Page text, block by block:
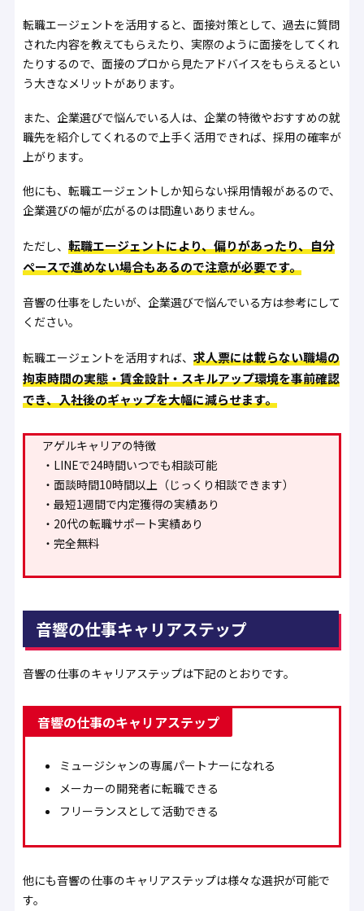
転職エージェントを活用すると、面接対策として、過去に質問
された内容を教えてもらえたり、実際のように面接をしてくれ
たりするので、面接のプロから見たアドバイスをもらえるとい
う大きなメリットがあります。
また、企業選びで悩んでいる人は、企業の特徴やおすすめの就
職先を紹介してくれるので上手く活用できれば、採用の確率が
上がります。
他にも、転職エージェントしか知らない採用情報があるので、
企業選びの幅が広がるのは間違いありません。
ただし、 転職エージェントにより、偏りがあったり、自分
ペースで進めない場合もあるので注意が必要です。
音響の仕事をしたいが、企業選びで悩んでいる方は参考にして
ください。
転職エージェントを活用すれば、 求人票には載らない職場の
拘束時間の実態・賃金設計・スキルアップ環境を事前確認
でき、入社後のギャップを大幅に減らせます。
アゲルキャリアの特徴
・LINEで24時間いつでも相談可能
・面談時間10時間以上（じっくり相談できます）
・最短1週間で内定獲得の実績あり
・20代の転職サポート実績あり
・完全無料
音響の仕事キャリアステップ
音響の仕事のキャリアステップは下記のとおりです。
音響の仕事のキャリアステップ
ミュージシャンの専属パートナーになれる
メーカーの開発者に転職できる
フリーランスとして活動できる
他にも音響の仕事のキャリアステップは様々な選択が可能で
す。